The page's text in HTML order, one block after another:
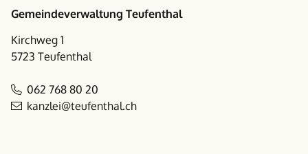
Gemeindeverwaltung Teufenthal
Kirchweg 1
5723 Teufenthal
062 768 80 20
kanzlei@teufenthal.ch